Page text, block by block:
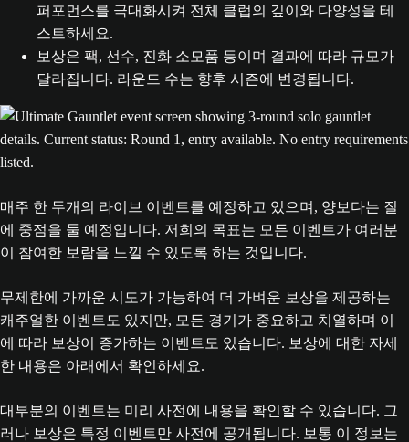
퍼포먼스를 극대화시켜 전체 클럽의 깊이와 다양성을 테
스트하세요.
보상은 팩, 선수, 진화 소모품 등이며 결과에 따라 규모가
달라집니다. 라운드 수는 향후 시즌에 변경됩니다.
매주 한 두개의 라이브 이벤트를 예정하고 있으며, 양보다는 질
에 중점을 둘 예정입니다. 저희의 목표는 모든 이벤트가 여러분
이 참여한 보람을 느낄 수 있도록 하는 것입니다.
무제한에 가까운 시도가 가능하여 더 가벼운 보상을 제공하는
캐주얼한 이벤트도 있지만, 모든 경기가 중요하고 치열하며 이
에 따라 보상이 증가하는 이벤트도 있습니다. 보상에 대한 자세
한 내용은 아래에서 확인하세요.
대부분의 이벤트는 미리 사전에 내용을 확인할 수 있습니다. 그
러나 보상은 특정 이벤트만 사전에 공개됩니다. 보통 이 정보는